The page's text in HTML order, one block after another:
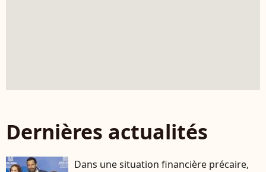
Dernières actualités
Dans une situation financière précaire,